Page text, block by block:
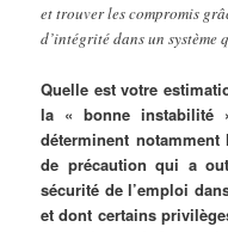
et trouver les compromis
d’intégrité dans un système
Quelle est votre
la « bonne instabilité
déterminent notamment
de précaution qui a
sécurité de l’emploi
et dont certains